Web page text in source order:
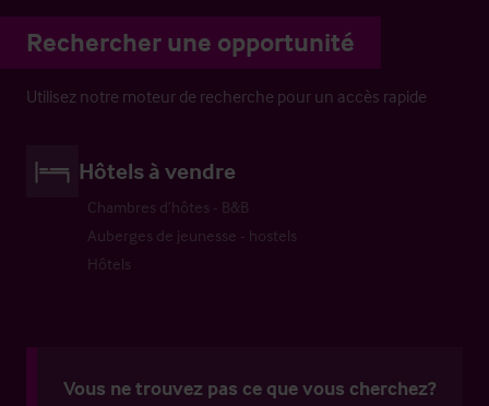
Rechercher une opportunité
Utilisez notre moteur de recherche pour un accès rapide
Hôtels à vendre
Chambres d’hôtes - B&B
Auberges de jeunesse - hostels
Hôtels
Vous ne trouvez pas ce que vous cherchez?